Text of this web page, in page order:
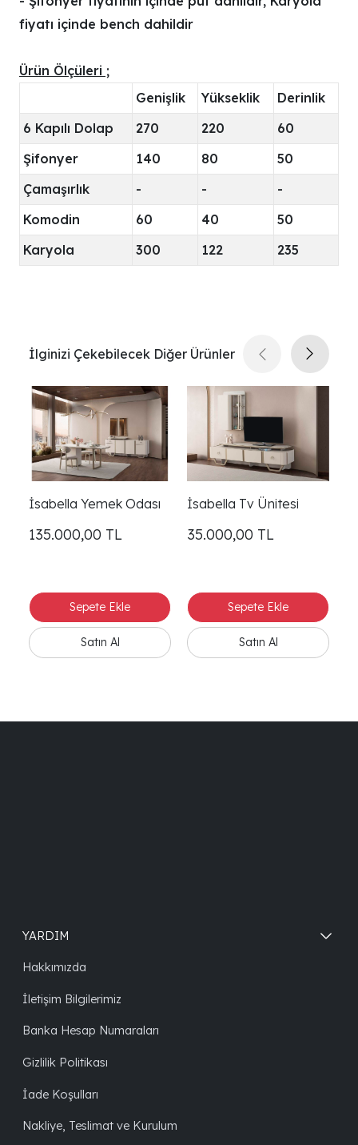
fiyatı içinde bench dahildir
Ürün Ölçüleri ;
Genişlik
Yükseklik
Derinlik
6 Kapılı Dolap
270 220
60
Şifonyer
140 80
50
Çamaşırlık
- -
-
Komodin
60 40
50
Karyola
300 122 235
İlginizi Çekebilecek Diğer Ürünler
İsabella Yemek Odası
135.000,00 TL
İsabella Tv Ünitesi
35.000,00 TL
YARDIM
Hakkımızda
İletişim Bilgilerimiz
Banka Hesap Numaraları
Gizlilik Politikası
İade Koşulları
Nakliye, Teslimat ve Kurulum